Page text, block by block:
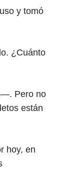
y tomó
¿Cuánto
Pero no
están
hoy, en